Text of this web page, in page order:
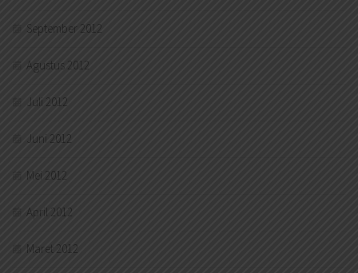
September 2012
Agustus 2012
Juli 2012
Juni 2012
Mei 2012
April 2012
Maret 2012